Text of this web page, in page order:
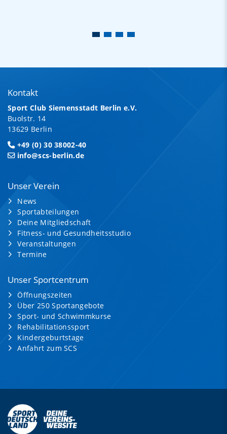
Kontakt
Sport Club Siemensstadt Berlin e.V.
Buolstr. 14
13629 Berlin
+49 (0) 30 38002-40
info@scs-berlin.de
Unser Verein
News
Sportabteilungen
Deine Mitgliedschaft
Fitness- und Gesundheitsstudio
Veranstaltungen
Termine
Unser Sportcentrum
Öffnungszeiten
Über 250 Sportangebote
Sport- und Schwimmkurse
Rehabilitationssport
Kindergeburtstage
Anfahrt zum SCS